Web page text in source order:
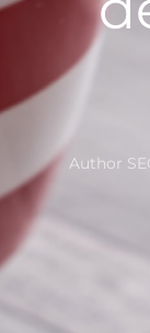
Author